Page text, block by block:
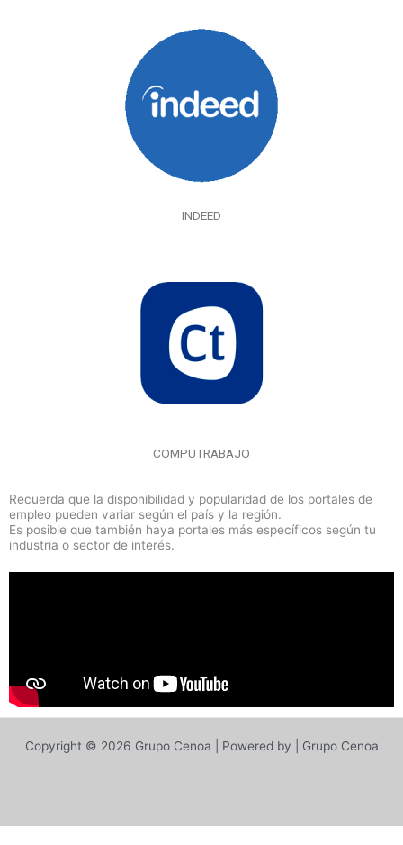
INDEED
COMPUTRABAJO
Recuerda que la disponibilidad y popularidad de los portales de
empleo pueden variar según el país y la región.
Es posible que también haya portales más específicos según tu
industria o sector de interés.
Copyright © 2026 Grupo Cenoa | Powered by | Grupo Cenoa